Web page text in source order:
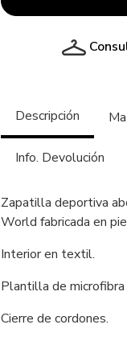
Descripción
Info. Devolución
Zapatilla deportiva
World fabricada en
Interior en textil.
Plantilla de
Cierre de cordones.